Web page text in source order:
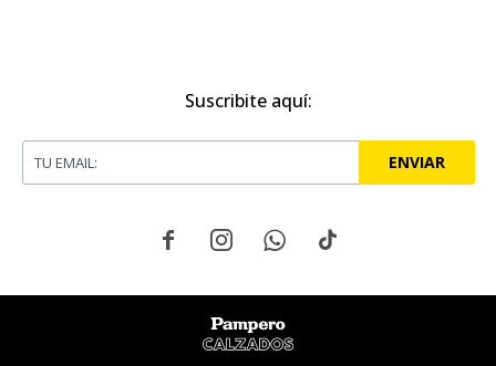
Suscribite aquí:
ENVIAR
   